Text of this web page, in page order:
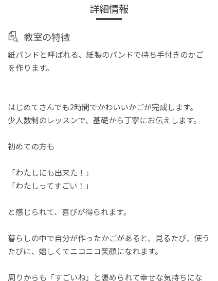
詳細情報
教室の特徴
紙バンドと呼ばれる、紙製のバンドで持ち手付きのかご
を作ります。
はじめてさんでも2時間でかわいいかごが完成します。
少人数制のレッスンで、基礎から丁寧にお伝えします。
初めての方も
「わたしにも出来た！」
「わたしってすごい！」
と感じられて、喜びが得られます。
暮らしの中で自分が作ったかごがあると、見るたび、使う
たびに、嬉しくてニコニコ笑顔になれます。
周りからも「すごいね」と褒められて幸せな気持ちにな